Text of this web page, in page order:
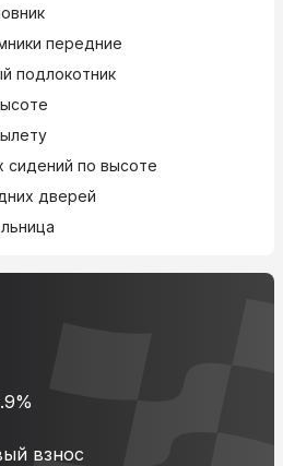
передние
подлокотник
сидений по высоте
дверей
взнос